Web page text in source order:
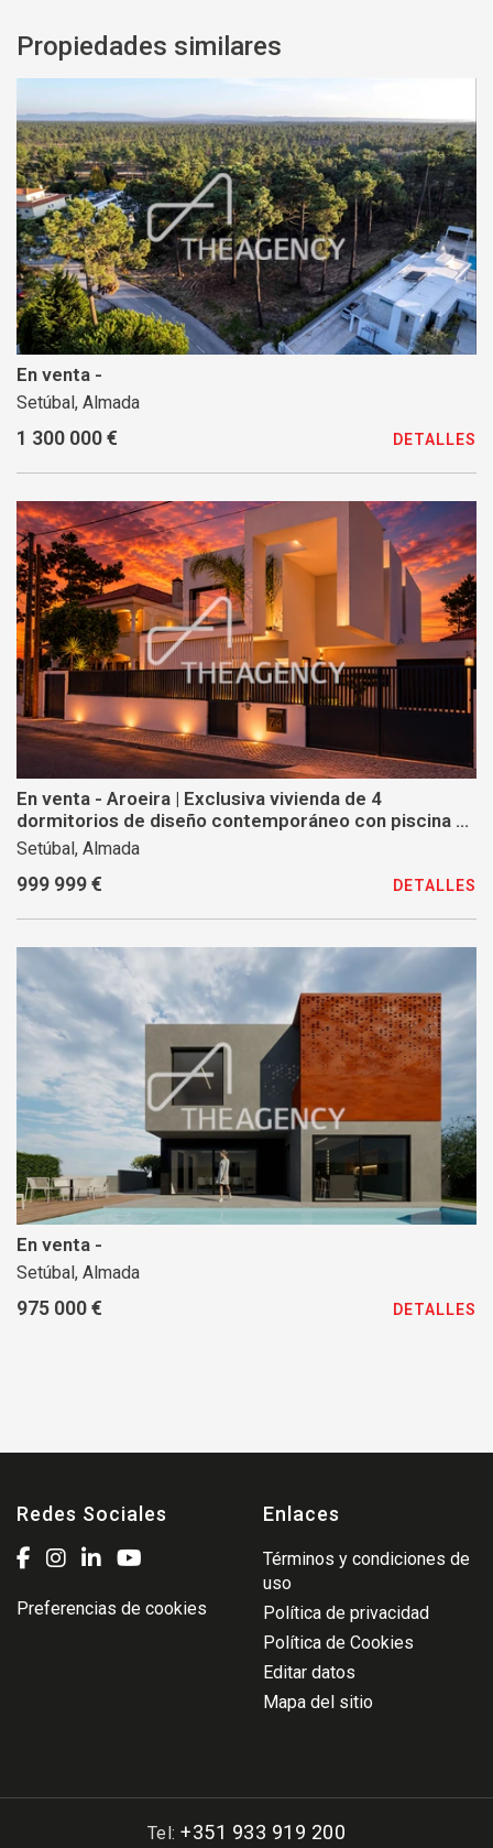
Propiedades similares
En venta -
Setúbal, Almada
1 300 000 € DETALLES
En venta - Aroeira | Exclusiva vivienda de 4
dormitorios de diseño contemporáneo con piscina y
acabados de primera calidad.
Setúbal, Almada
999 999 € DETALLES
En venta -
Setúbal, Almada
975 000 € DETALLES
Redes Sociales
Preferencias de cookies
Enlaces
Términos y condiciones de
uso
Política de privacidad
Política de Cookies
Editar datos
Mapa del sitio
Tel:+351 933 919 200